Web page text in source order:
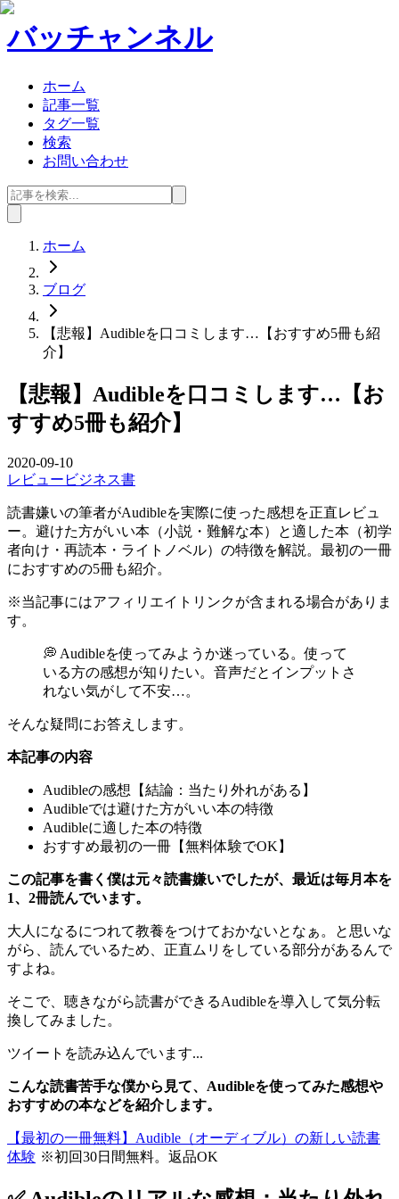
バッチャンネル
ホーム
記事一覧
タグ一覧
検索
お問い合わせ
ホーム
ブログ
【悲報】Audibleを口コミします…【おすすめ5冊も紹
介】
【悲報】Audibleを口コミします…【お
すすめ5冊も紹介】
2020-09-10
レビュー ビジネス書
読書嫌いの筆者がAudibleを実際に使った感想を正直レビュ
ー。避けた方がいい本（小説・難解な本）と適した本（初学
者向け・再読本・ライトノベル）の特徴を解説。最初の一冊
におすすめの5冊も紹介。
※当記事にはアフィリエイトリンクが含まれる場合がありま
す。
💭 Audibleを使ってみようか迷っている。使って
いる方の感想が知りたい。音声だとインプットさ
れない気がして不安…。
そんな疑問にお答えします。
本記事の内容
Audibleの感想【結論：当たり外れがある】
Audibleでは避けた方がいい本の特徴
Audibleに適した本の特徴
おすすめ最初の一冊【無料体験でOK】
この記事を書く僕は元々読書嫌いでしたが、最近は毎月本を
1、2冊読んでいます。
大人になるにつれて教養をつけておかないとなぁ。と思いな
がら、読んでいるため、正直ムリをしている部分があるんで
すよね。
そこで、聴きながら読書ができるAudibleを導入して気分転
換してみました。
ツイートを読み込んでいます...
こんな読書苦手な僕から見て、Audibleを使ってみた感想や
おすすめの本などを紹介します。
【最初の一冊無料】Audible（オーディブル）の新しい読書
体験 ※初回30日間無料。返品OK